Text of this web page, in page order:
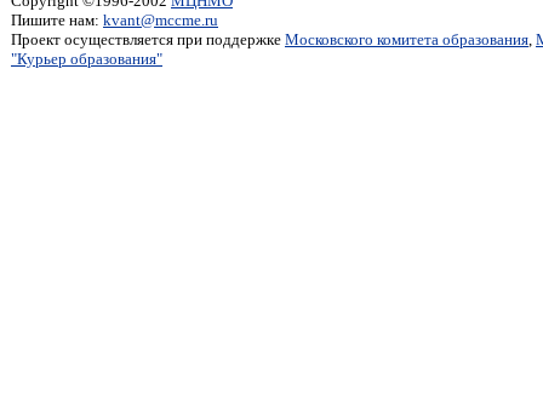
Пишите нам: kvant@mccme.ru
Проект осуществляется при поддержке Московского комитета образования,
"Курьер образования"